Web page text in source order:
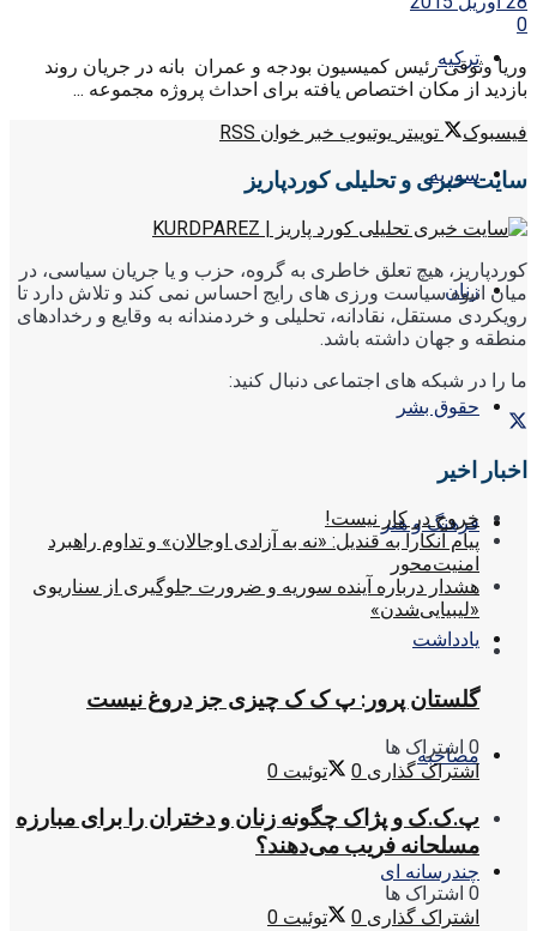
ترکیه
سوریه
زنان
حقوق بشر
فرهنگ و هنر
یادداشت
مصاحبه
چندرسانه ای
0
وریا وثوقی رئیس کمیسیون بودجه و عمران بانه در جریان روند
بازدید از مکان اختصاص یافته برای احداث پروژه مجموعه ...
فیسبوک
توییتر یوتیوب خبر خوان RSS
سایت خبری و تحلیلی کوردپاریز
کوردپاریز، هیچ تعلق خاطری به گروه، حزب و یا جریان سیاسی، در
میان انبوه سیاست ورزی های رایج احساس نمی کند و تلاش دارد تا
رویکردی مستقل، نقادانه، تحلیلی و خردمندانه به وقایع و رخدادهای
منطقه و جهان داشته باشد.
ما را در شبکه های اجتماعی دنبال کنید:
اخبار اخیر
خروج در کار نیست!
پیام آنکارا به قندیل: «نه به آزادی اوجالان» و تداوم راهبرد
امنیت‌محور
هشدار درباره آینده سوریه و ضرورت جلوگیری از سناریوی
«لیبیایی‌شدن»
گلستان پرور: پ ک ک چیزی جز دروغ نیست
0 اشتراک ها
اشتراک گذاری 0 توئیت 0
پ.ک.ک و پژاک چگونه زنان و دختران را برای مبارزه
مسلحانه فریب می‌دهند؟
0 اشتراک ها
اشتراک گذاری 0 توئیت 0